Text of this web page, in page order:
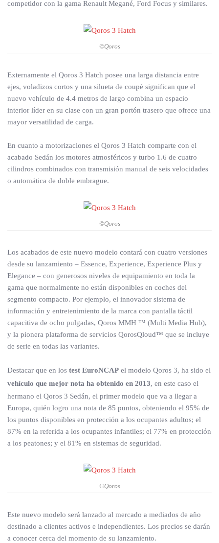
competidor con la gama Renault Megané, Ford Focus y similares.
©Qoros
Externamente el Qoros 3 Hatch posee una larga distancia entre
ejes, voladizos cortos y una silueta de coupé significan que el
nuevo vehículo de 4.4 metros de largo combina un espacio
interior líder en su clase con un gran portón trasero que ofrece una
mayor versatilidad de carga.
En cuanto a motorizaciones el Qoros 3 Hatch comparte con el
acabado Sedán los motores atmosféricos y turbo 1.6 de cuatro
cilindros combinados con transmisión manual de seis velocidades
o automática de doble embrague.
©Qoros
Los acabados de este nuevo modelo contará con cuatro versiones
desde su lanzamiento – Essence, Experience, Experience Plus y
Elegance – con generosos niveles de equipamiento en toda la
gama que normalmente no están disponibles en coches del
segmento compacto. Por ejemplo, el innovador sistema de
información y entretenimiento de la marca con pantalla táctil
capacitiva de ocho pulgadas, Qoros MMH ™ (Multi Media Hub),
y la pionera plataforma de servicios QorosQloud™ que se incluye
de serie en todas las variantes.
Destacar que en los test EuroNCAP el modelo Qoros 3, ha sido el
vehículo que mejor nota ha obtenido en 2013, en este caso el
hermano el Qoros 3 Sedán, el primer modelo que va a llegar a
Europa, quién logro una nota de 85 puntos, obteniendo el 95% de
los puntos disponibles en protección a los ocupantes adultos; el
87% en la referida a los ocupantes infantiles; el 77% en protección
a los peatones; y el 81% en sistemas de seguridad.
©Qoros
Este nuevo modelo será lanzado al mercado a mediados de año
destinado a clientes activos e independientes. Los precios se darán
a conocer cerca del momento de su lanzamiento.